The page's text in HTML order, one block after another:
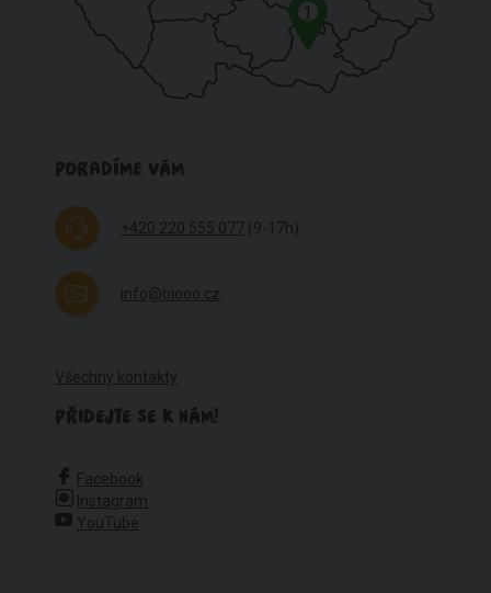
1
PORADÍME VÁM
+420 220 555 077 (9-17h)
info@biooo.cz
Všechny kontakty
PŘIDEJTE SE K NÁM!
Facebook
Instagram
YouTube